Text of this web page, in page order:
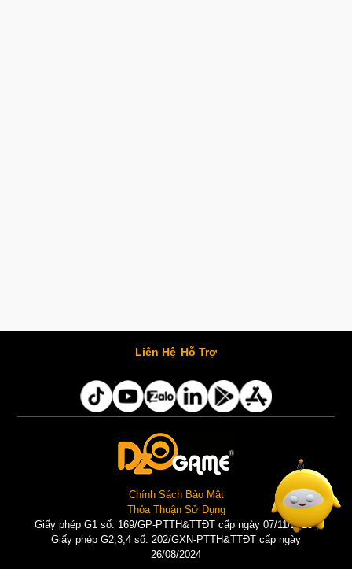
Liên Hệ Hỗ Trợ
Chính Sách Bảo Mật
Thỏa Thuận Sử Dụng
Giấy phép G1 số: 169/GP-PTTH&TTĐT cấp ngày 07/11/2025 |
Giấy phép G2,3,4 số: 202/GXN-PTTH&TTĐT cấp ngày
26/08/2024